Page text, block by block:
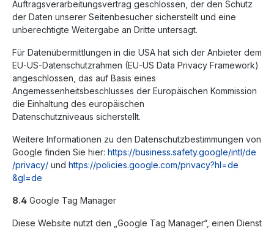
Auftragsverarbeitungsvertrag geschlossen, der den Schutz
der Daten unserer Seitenbesucher sicherstellt und eine
unberechtigte Weitergabe an Dritte untersagt.
Für Datenübermittlungen in die USA hat sich der Anbieter dem
EU-US-Datenschutzrahmen (EU-US Data Privacy Framework)
angeschlossen, das auf Basis eines
Angemessenheitsbeschlusses der Europäischen Kommission
die Einhaltung des europäischen
Datenschutzniveaus sicherstellt.
Weitere Informationen zu den Datenschutzbestimmungen von
Google finden Sie hier: https://business.safety.google/intl/de
/privacy/ und https://policies.google.com/privacy?hl=de
&gl=de
8.4 Google Tag Manager
Diese Website nutzt den „Google Tag Manager“, einen Dienst